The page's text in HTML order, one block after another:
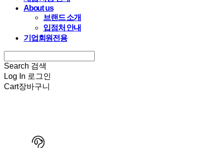
About us
브랜드 소개
입점처 안내
기업회원전용
Search 검색
Log In 로그인
Cart장바구니